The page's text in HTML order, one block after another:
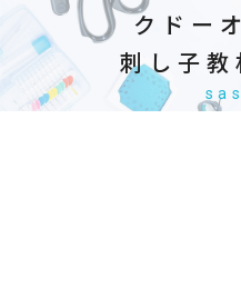
クドー
刺し子教